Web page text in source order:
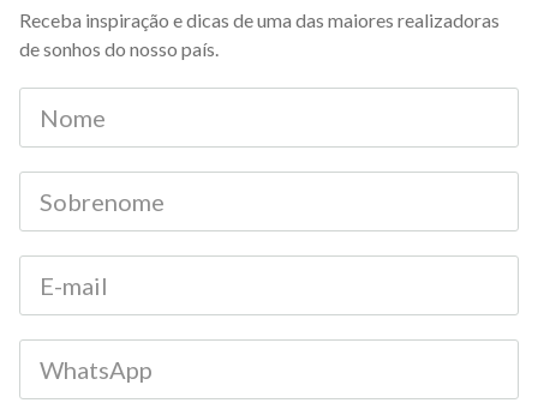
Receba inspiração e dicas de uma das maiores realizadoras
de sonhos do nosso país.